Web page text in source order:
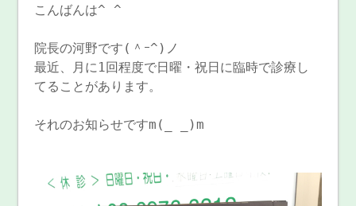
こんばんは^ ^
院長の河野です(＾ｰ^)ノ
最近、月に1回程度で日曜・祝日に臨時で診療し
てることがあります。
それのお知らせですm(_ _)m